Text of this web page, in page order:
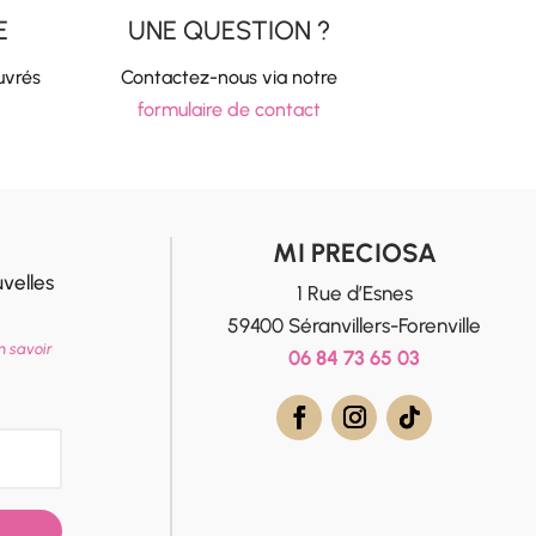
UNE QUESTION ?
Contactez-nous via notre
formulaire de contact
savoir
MI PRECIOSA
1 Rue d’Esnes
59400 Séranvillers-Forenville
06 84 73 65 03